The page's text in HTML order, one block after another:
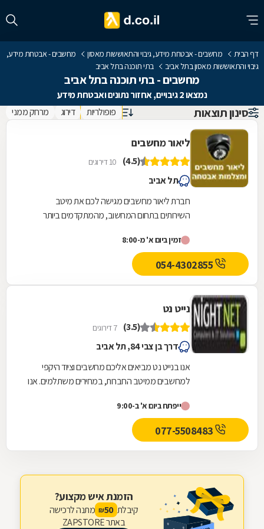
דף הבית מחשבים - אבטחת מידע, גיבוי והתאוששות מאסון
מחשבים - אבטחת מידע,
גיבוי והתאוששות מאסון בתל אביב
בתי תוכנה בתל אביב
מחשבים - בתי תוכנה בתל אביב
נמצאו 2 גיבויים, אחזור נתונים ואבטחת מידע
סינון תוצאות פופולריות דירוג מרחק ממני
ליאור מחשבים
(4.5) 10 דירוגים
תל אביב
חברת ליאור מחשבים מגישה לכם את מיטב
השירותים בתחום המחשוב, מהמתקדמים ביותר
אבטחת מידע,...
זמין ביום א' מ-8:00
נייט נט
(3.5) 7 דירוגים
דרך בן צבי 84, תל אביב
אנו בנייט נט מביאים אליכם מחשבים וציוד היקפי
למחשבים ממיטב החברות, במחירים משתלמים. אנו
ייפתח ביום א' ב-9:00
הזמנת איש מקצוע?
קיבלת 50
₪ מתנה לרכישה
באתר ZAPSTORE